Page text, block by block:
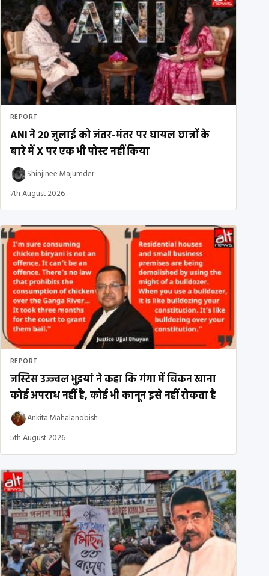
REPORT
ANI ने 20 जुलाई को जंतर-मंतर पर घायल छात्रों के
बारे में X पर एक भी पोस्ट नहीं किया
Shinjinee Majumder
7th August 2026
REPORT
जस्टिस उज्ज्वल भुइयां ने कहा कि गंगा में चिकन खाना
कोई अपराध नहीं है, कोई भी कानून इसे नहीं रोकता है
Ankita Mahalanobish
5th August 2026